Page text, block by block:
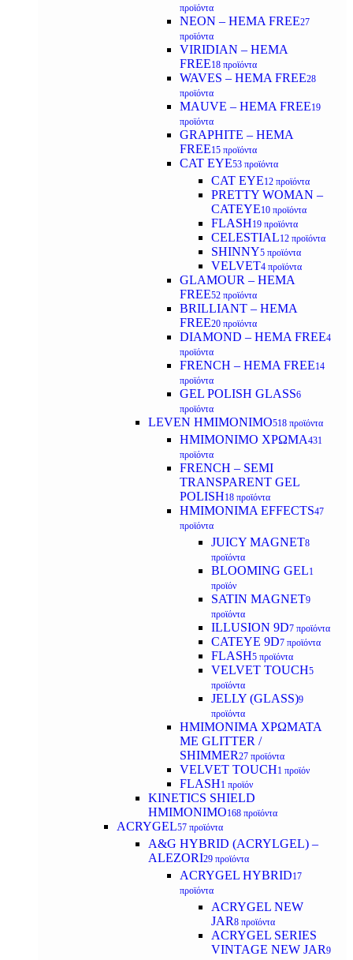
προϊόντα
NEON – HEMA FREE27
προϊόντα
VIRIDIAN – HEMA
FREE18 προϊόντα
WAVES – HEMA FREE28
προϊόντα
MAUVE – HEMA FREE19
προϊόντα
GRAPHITE – HEMA
FREE15 προϊόντα
CAT EYE53 προϊόντα
CAT EYE12 προϊόντα
PRETTY WOMAN –
CATEYE10 προϊόντα
FLASH19 προϊόντα
CELESTIAL12 προϊόντα
SHINNY5 προϊόντα
VELVET4 προϊόντα
GLAMOUR – HEMA
FREE52 προϊόντα
BRILLIANT – HEMA
FREE20 προϊόντα
DIAMOND – HEMA FREE4
προϊόντα
FRENCH – HEMA FREE14
προϊόντα
GEL POLISH GLASS6
προϊόντα
LEVEN ΗΜΙΜΟΝΙΜΟ518 προϊόντα
ΗΜΙΜΟΝΙΜΟ ΧΡΩΜΑ431
προϊόντα
FRENCH – SEMI
TRANSPARENT GEL
POLISH18 προϊόντα
HMIMONIMA EFFECTS47
προϊόντα
JUICY MAGNET8
προϊόντα
BLOOMING GEL1
προϊόν
SATIN MAGNET9
προϊόντα
ILLUSION 9D7 προϊόντα
CATEYE 9D7 προϊόντα
FLASH5 προϊόντα
VELVET TOUCH5
προϊόντα
JELLY (GLASS)9
προϊόντα
ΗΜΙΜΟΝΙΜA ΧΡΩΜΑΤΑ
ΜΕ GLITTER /
SHIMMER27 προϊόντα
VELVET TOUCH1 προϊόν
FLASH1 προϊόν
KINETICS SHIELD
ΗΜΙΜΟΝΙΜΟ168 προϊόντα
ACRYGEL57 προϊόντα
A&G HYBRID (ACRYLGEL) –
ALEZORI29 προϊόντα
ACRYGEL HYBRID17
προϊόντα
ACRYGEL NEW
JAR8 προϊόντα
ACRYGEL SERIES
VINTAGE NEW JAR9